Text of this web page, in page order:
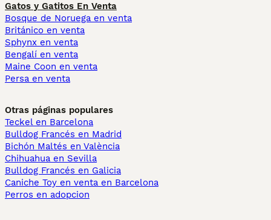
Gatos y Gatitos En Venta
Bosque de Noruega en venta
Británico en venta
Sphynx en venta
Bengalí en venta
Maine Coon en venta
Persa en venta
Otras páginas populares
Teckel en Barcelona
Bulldog Francés en Madrid
Bichón Maltés en València
Chihuahua en Sevilla
Bulldog Francés en Galicia
Caniche Toy en venta en Barcelona
Perros en adopcion